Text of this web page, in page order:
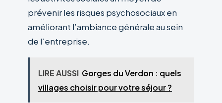
prévenir les risques psychosociaux en
améliorant l’ambiance générale au sein
de l’entreprise.
LIRE AUSSI Gorges du Verdon : quels
villages choisir pour votre séjour ?